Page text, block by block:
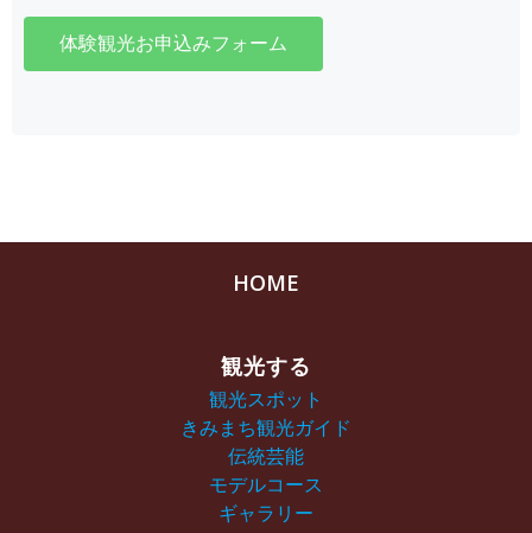
体験観光お申込みフォーム
HOME
観光する
観光スポット
きみまち観光ガイド
伝統芸能
モデルコース
ギャラリー